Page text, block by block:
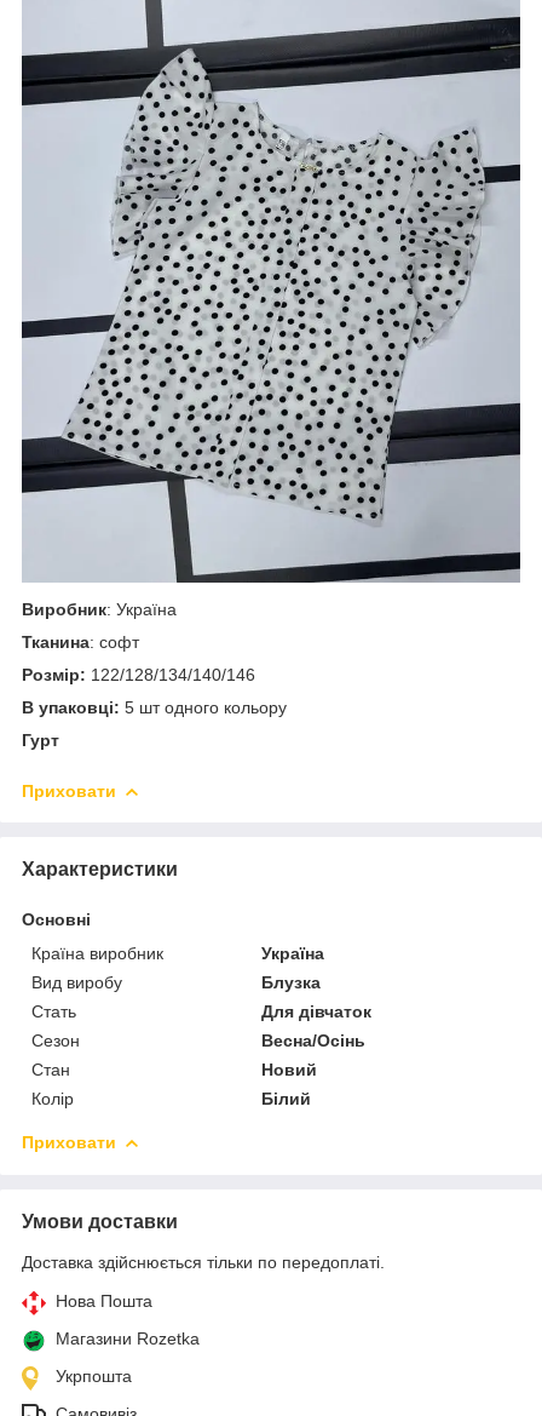
Виробник: Україна
Тканина: софт
Розмір: 122/128/134/140/146
В упаковці: 5 шт одного кольору
Гурт
Приховати
Характеристики
Основні
Країна виробник
Україна
Вид виробу
Блузка
Стать
Для дівчаток
Сезон
Весна/Осінь
Стан
Новий
Колір
Білий
Приховати
Умови доставки
Доставка здійснюється тільки по передоплаті.
Нова Пошта
Магазини Rozetka
Укрпошта